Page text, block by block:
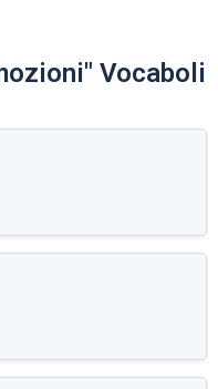
Vocaboli